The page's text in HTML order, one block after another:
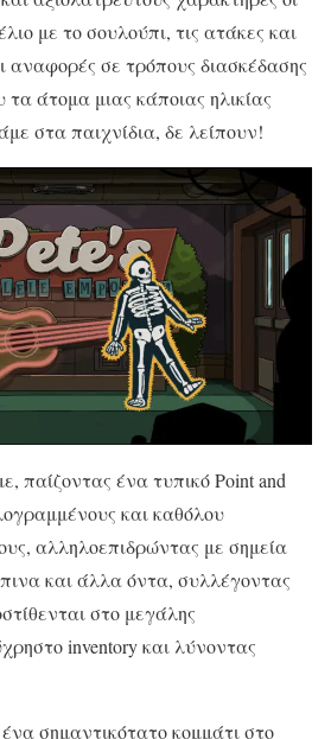
με το σουλούπι, τις ατάκες και
σε τρόπους διασκέδασης
άτομα μιας κάποιας ηλικίας
στα παιχνίδια, δε λείπουν!
παίζοντας ένα τυπικό Point and
και καθόλου
αλληλοεπιδρώντας με σημεία
και άλλα όντα, συλλέγοντας
στο μεγάλης
inventory και λύνοντας
σημαντικότατο κομμάτι στο